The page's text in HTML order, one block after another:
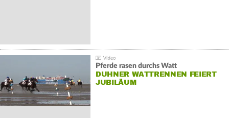
Pferde rasen durchs Watt
DUHNER WATTRENNEN FEIERT
JUBILÄUM